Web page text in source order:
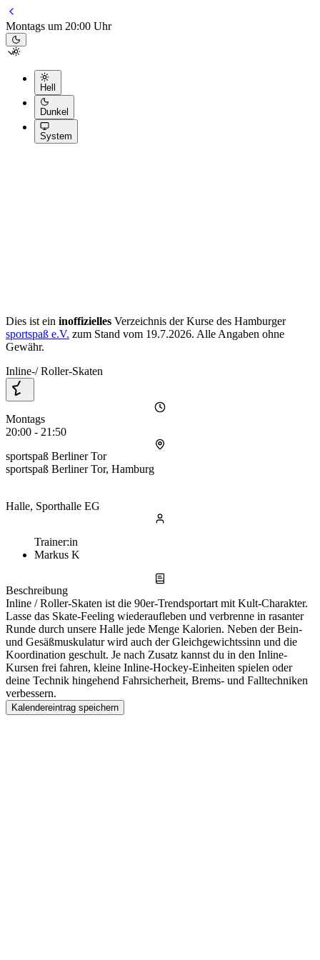
Montags um 20:00 Uhr
Hell
Dunkel
System
Dies ist ein inoffizielles Verzeichnis der Kurse des Hamburger
sportspaß e.V. zum Stand vom 19.7.2026. Alle Angaben ohne
Gewähr.
Inline-/ Roller-Skaten
Montags
20:00 - 21:50
sportspaß Berliner Tor
sportspaß Berliner Tor, Hamburg
Halle, Sporthalle EG
Trainer:in
Markus K
Beschreibung
Inline / Roller-Skaten ist die 90er-Trendsportart mit Kult-Charakter.
Lasse das Skate-Feeling wiederaufleben und verbrenne in rasanter
Runde durch unsere Halle jede Menge Kalorien. Neben der Bein-
und Gesäßmuskulatur wird auch der Gleichgewichtssinn und die
Koordination geschult. Je nach Zusatz kannst du in den Inline-
Kursen frei fahren, kleine Inline-Hockey-Einheiten spielen oder
deine Technik hingehend Fahrsicherheit, Brems- und Falltechniken
verbessern.
Kalendereintrag speichern